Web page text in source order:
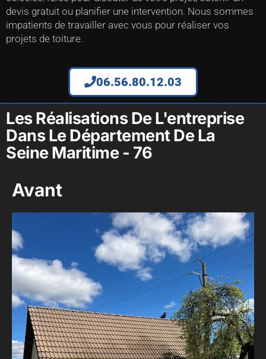
devis gratuit ou planifier une intervention. Nous sommes
impatients de travailler avec vous pour réaliser vos
projets de toiture.
06.56.80.12.03
Les Réalisations De L'entreprise
Dans Le Département De La
Seine Maritime - 76
Avant